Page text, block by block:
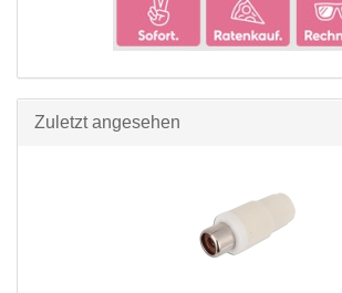
Zuletzt angesehen